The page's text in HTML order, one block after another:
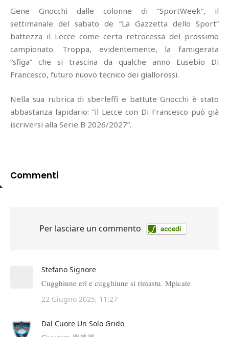
Gene Gnocchi dalle colonne di “SportWeek”, il
settimanale del sabato de “La Gazzetta dello Sport”
battezza il Lecce come certa retrocessa del prossimo
campionato. Troppa, evidentemente, la famigerata
“sfiga” che si trascina da qualche anno Eusebio Di
Francesco, futuro nuovo tecnico dei giallorossi.
Nella sua rubrica di sberleffi e battute Gnocchi è stato
abbastanza lapidario: “il Lecce con Di Francesco può già
iscriversi alla Serie B 2026/2027”.
Commenti